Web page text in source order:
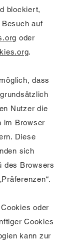
blockiert,
auf
oder
.
dass
Nutzer die
im Browser
Diese
sich
des Browsers
oder
Cookies
kann zur